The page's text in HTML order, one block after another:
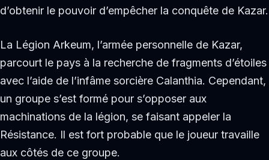
d’obtenir le pouvoir d’empêcher la conquête de Kazar.
La Légion Arkeum, l’armée personnelle de Kazar,
parcourt le pays à la recherche de fragments d’étoiles
avec l’aide de l’infâme sorcière Calanthia. Cependant,
un groupe s’est formé pour s’opposer aux
machinations de la légion, se faisant appeler la
Résistance. Il est fort probable que le joueur travaille
aux côtés de ce groupe.